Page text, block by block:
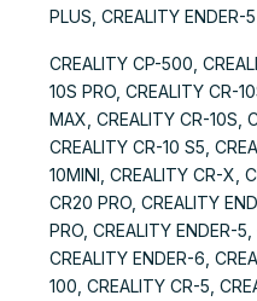
PLUS, CREALITY ENDER-5
CREALITY CP-500,
10S PRO, CREALITY CR-
MAX, CREALITY CR-10S,
CREALITY CR-10 S5,
10MINI, CREALITY CR-X,
CR20 PRO, CREALITY
PRO, CREALITY ENDER-
CREALITY ENDER-6,
100, CREALITY CR-5,